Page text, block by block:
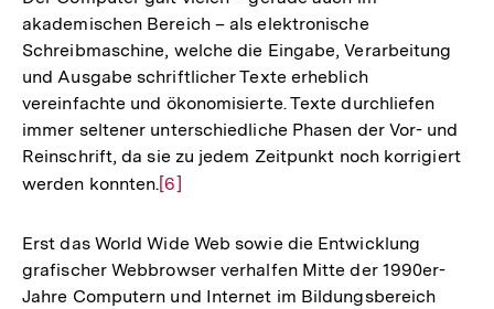
akademischen Bereich – als elektronische
Schreibmaschine, welche die Eingabe, Verarbeitung
und Ausgabe schriftlicher Texte erheblich
vereinfachte und ökonomisierte. Texte durchliefen
immer seltener unterschiedliche Phasen der Vor- und
Reinschrift, da sie zu jedem Zeitpunkt noch korrigiert
werden konnten.Zur
der
Fußnote
[6]
Erst das World Wide Web sowie die Entwicklung
grafischer Webbrowser verhalfen Mitte der 1990er-
Jahre Computern und Internet im Bildungsbereich